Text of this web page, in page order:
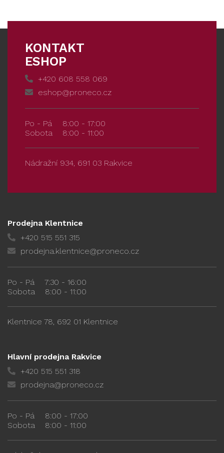
KONTAKT
ESHOP
+420 608 558 069
eshop@proneco.cz
Po - Pá
8:00 - 17:00
Sobota
8:00 - 11:00
Nádražní 934, 691 03 Rakvice
Prodejna Klentnice
+420 515 551 315
prodejna.klentnice@proneco.cz
Po - Pá
7:30 - 16:00
Sobota
8:00 - 11:00
Klentnice 78, 692 01 Klentnice
Hlavní prodejna Rakvice
+420 515 551 318
prodejna@proneco.cz
Po - Pá
8:00 - 17:00
Sobota
8:00 - 11:00